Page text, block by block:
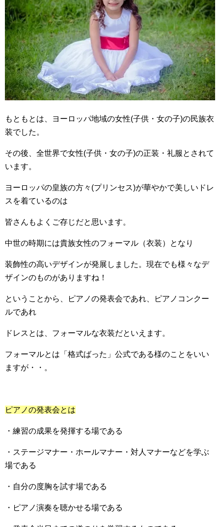
もともとは、ヨーロッパ地域の女性(子供・女の子)の民族衣
装でした。
その後、全世界で女性(子供・女の子)の正装・礼服とされて
います。
ヨーロッパの皇族の方々(プリンセス)が華やかで美しいドレ
スを着ているのは
皆さんもよくご存じだと思います。
中世の時期には貴族女性のフォーマル（衣装）となり
装飾性の高いデザインが発展しました。現在でも様々なデ
ザインのものがありますね！
ということから、ピアノの発表会であれ、ピアノコンクー
ルであれ
ドレスとは、フォーマルな衣装だといえます。
フォーマルとは「格式ばった」公式である様のことをいい
ますが・・。
ピアノの発表会とは
・練習の成果を発揮する場である
・ステージマナー・ホールマナー・対人マナーなどを学ぶ
場である
・自分の度胸を試す場である
・ピアノ演奏を聴かせる場である